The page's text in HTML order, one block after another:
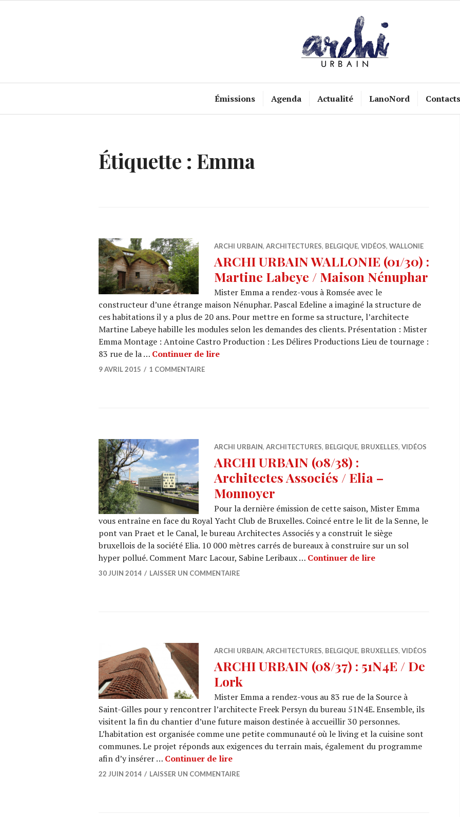
Émissions Agenda Actualité LanoNord Contacts
Étiquette : Emma
ARCHI URBAIN, ARCHITECTURES, BELGIQUE, VIDÉOS, WALLONIE
ARCHI URBAIN WALLONIE (01/30) :
Martine Labeye / Maison Nénuphar
Mister Emma a rendez-vous à Romsée avec le
constructeur d’une étrange maison Nénuphar. Pascal Edeline a imaginé la structure de
ces habitations il y a plus de 20 ans. Pour mettre en forme sa structure, l’architecte
Martine Labeye habille les modules selon les demandes des clients. Présentation : Mister
Emma Montage : Antoine Castro Production : Les Délires Productions Lieu de tournage :
83 rue de la … Continuer de lireARCHI URBAIN WALLONIE (01/30) : Martine Labeye /
9 AVRIL 2015 1 COMMENTAIRE
ARCHI URBAIN, ARCHITECTURES, BELGIQUE, BRUXELLES, VIDÉOS
ARCHI URBAIN (08/38) :
Architectes Associés / Elia –
Monnoyer
Pour la dernière émission de cette saison, Mister Emma
vous entraîne en face du Royal Yacht Club de Bruxelles. Coincé entre le lit de la Senne, le
pont van Praet et le Canal, le bureau Architectes Associés y a construit le siège
bruxellois de la société Elia. 10 000 mètres carrés de bureaux à construire sur un sol
hyper pollué. Comment Marc Lacour, Sabine Leribaux … Continuer de lireARCHI URBAIN (08/
30 JUIN 2014 LAISSER UN COMMENTAIRE
ARCHI URBAIN, ARCHITECTURES, BELGIQUE, BRUXELLES, VIDÉOS
ARCHI URBAIN (08/37) : 51N4E / De
Lork
Mister Emma a rendez-vous au 83 rue de la Source à
Saint-Gilles pour y rencontrer l’architecte Freek Persyn du bureau 51N4E. Ensemble, ils
visitent la fin du chantier d’une future maison destinée à accueillir 30 personnes.
L’habitation est organisée comme une petite communauté où le living et la cuisine sont
communes. Le projet réponds aux exigences du terrain mais, également du programme
afin d’y insérer … Continuer de lireARCHI URBAIN (08/37) : 51N4E / De Lork
22 JUIN 2014 LAISSER UN COMMENTAIRE